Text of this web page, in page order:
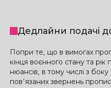
Дедлайни подачі
Попри те, що в вимогах
кінця воєнного стану та рік
нюансів, в тому числі з
пов’язаних звернень